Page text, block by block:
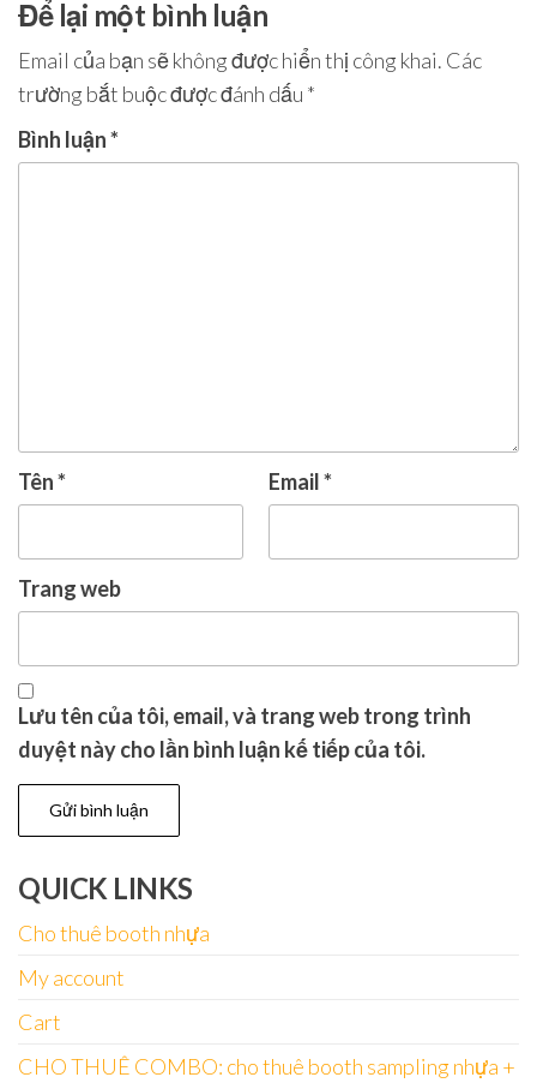
Để lại một bình luận
Email của bạn sẽ không được hiển thị công khai. Các
trường bắt buộc được đánh dấu *
Bình luận*
Tên* Email*
Trang web
Lưu tên của tôi, email, và trang web trong trình
duyệt này cho lần bình luận kế tiếp của tôi.
QUICK LINKS
Cho thuê booth nhựa
My account
Cart
CHO THUÊ COMBO: cho thuê booth sampling nhựa +